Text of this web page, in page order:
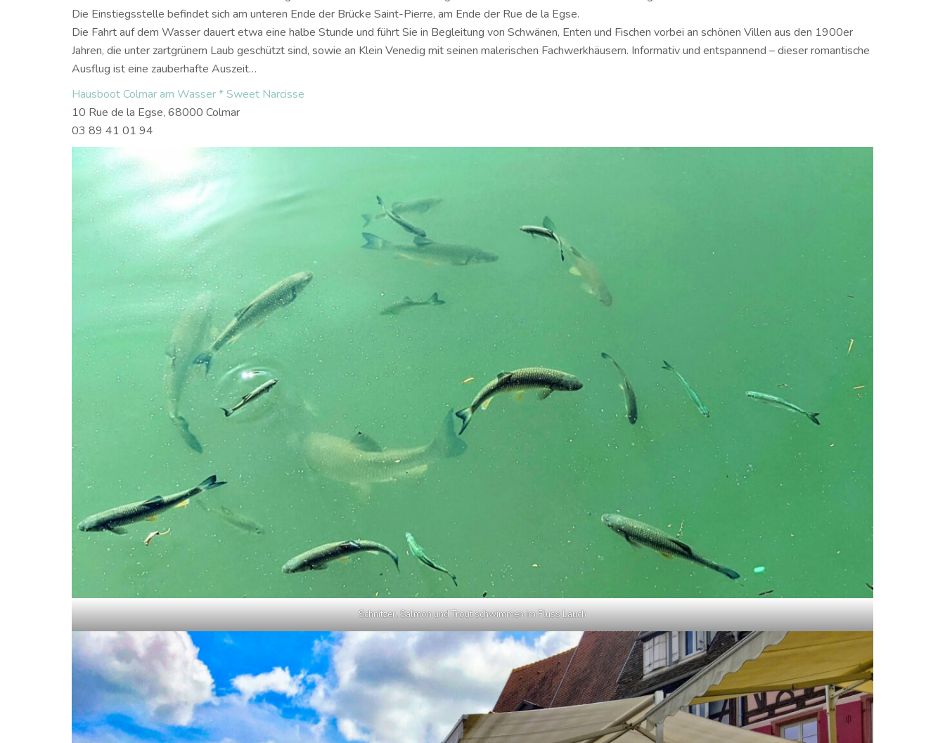
Die Einstiegsstelle befindet sich am unteren Ende der Brücke Saint-Pierre, am Ende der Rue de la Egse.
Die Fahrt auf dem Wasser dauert etwa eine halbe Stunde und führt Sie in Begleitung von Schwänen, Enten und Fischen vorbei an schönen Villen aus den 1900er
Jahren, die unter zartgrünem Laub geschützt sind, sowie an Klein Venedig mit seinen malerischen Fachwerkhäusern. Informativ und entspannend – dieser romantische
Ausflug ist eine zauberhafte Auszeit…
Hausboot Colmar am Wasser * Sweet Narcisse
10 Rue de la Egse, 68000 Colmar
03 89 41 01 94
Schnitzer, Salmon und Trout schwimmen im Fluss Lauch